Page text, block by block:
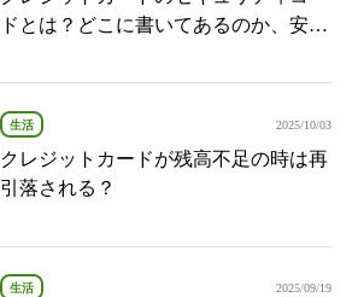
ドとは？どこに書いてあるのか、安全
生活 2025/10/03
クレジットカードが残高不足の時は再
引落される？
生活 2025/09/19